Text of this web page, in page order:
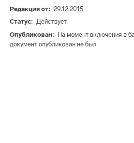
Редакция от
29.12.2015
Статус
Действует
Опубликован
На момент включения в
документ опубликован не был